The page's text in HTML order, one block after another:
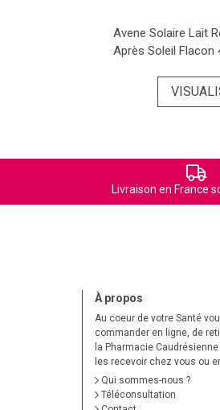
Avene Solaire Lait
Après Soleil Flacon
Livraison en France
À propos
Au coeur de votre Santé
commander en ligne, de
la Pharmacie
les recevoir chez vous ou
Qui sommes-nous ?
Téléconsultation